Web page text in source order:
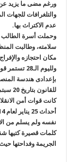
والتلغرافات للجهات
عدم الاكتراث بها.
وحملت أسرة الطالب
سلامته، وطالبت
مكان احتجازه
ولليوم
بإعدادى هندسة
للقانون بتاريخ 20 سبتمبر الماضي ليفقد أهله من حينها كل سبل التواصل معه
كانت قوات أمن
نفسه ولم يسلم من
كلمات قصيرة
الجريمة وفداحتها